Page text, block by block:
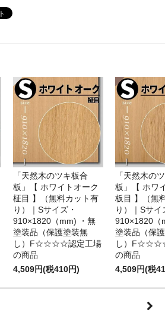
「天然木のツキ板合
板」【 ホワイトオーク
柾目 】（無料カット有
り）｜Sサイズ・
910×1820（mm) ・無
塗装品（保護塗装無
し）F☆☆☆☆認定工場
の商品
4,509円(税410円)
「天然木の
板」【 ホワ
板目 】（無
り）｜Sサイ
910×1820（
塗装品（保
し）
の商品
4,509円(税